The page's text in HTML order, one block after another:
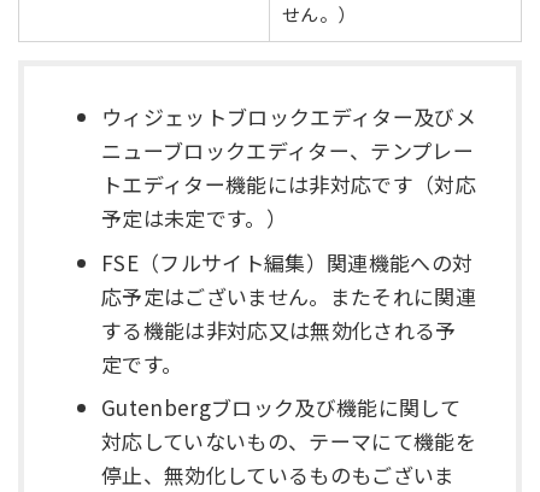
せん。）
ウィジェットブロックエディター及びメ
ニューブロックエディター、テンプレー
トエディター機能には非対応です（対応
予定は未定です。）
FSE（フルサイト編集）関連機能への対
応予定はございません。またそれに関連
する機能は非対応又は無効化される予
定です。
Gutenbergブロック及び機能に関して
対応していないもの、テーマにて機能を
停止、無効化しているものもございま